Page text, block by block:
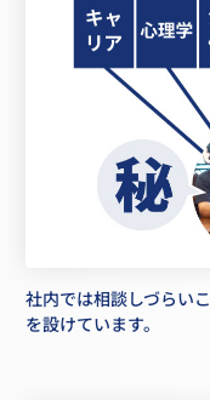
社内では相談しづらい
を設けています。